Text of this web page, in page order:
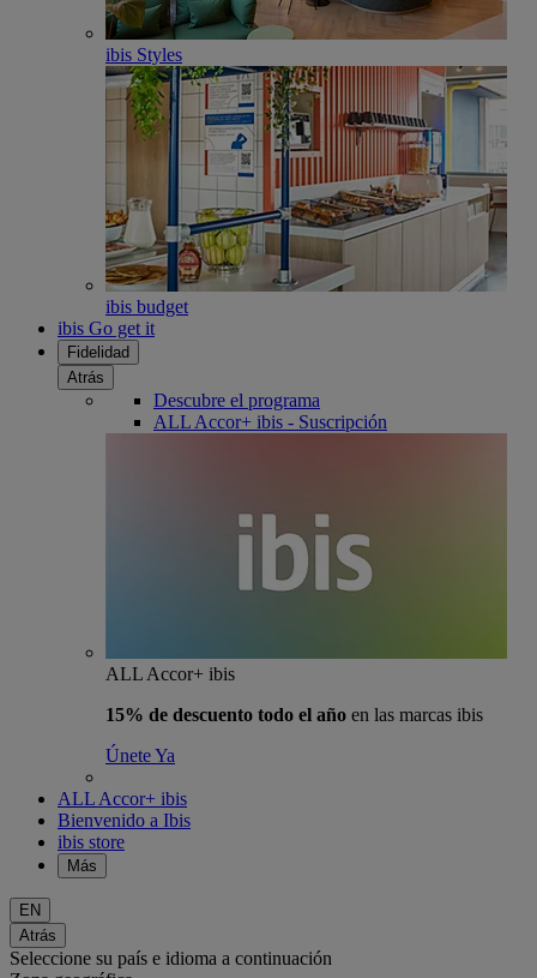
ibis Styles
ibis budget
ibis Go get it
Fidelidad
Atrás
Descubre el programa
ALL Accor+ ibis - Suscripción
ALL Accor+ ibis
15% de descuento todo el año en las marcas ibis
Únete Ya
ALL Accor+ ibis
Bienvenido a Ibis
ibis store
Más
EN
Atrás
Seleccione su país e idioma a continuación